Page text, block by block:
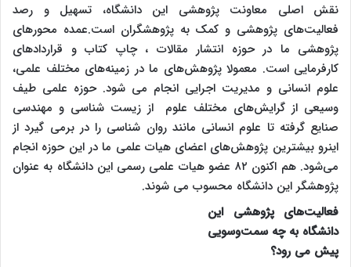
نقش اصلی معاونت پژوهشی این دانشگاه، تسهیل و رصد
فعالیت‌های پژوهشی و کمک به پژوهشگران است.عمده محورهای
پژوهشی ما در حوزه انتشار مقالات ، چاپ کتاب و قراردادهای
کارفرمایی است. معمولا پژوهش‌های ما در زمینه‌های مختلف علمی،
علوم انسانی و مدیریت اجرایی انجام می شود. حوزه علمی طیف
وسیعی از گرایش‌های مختلف علوم از زیست شناسی و مهندسی
صنایع گرفته تا علوم انسانی مانند روان شناسی را در بر‌می گیرد از
اینرو بیشترین پژوهش‌های اعضای هیات علمی ما در این حوزه انجام
می‌شود. هم اکنون ۸۲ عضو هیات علمی رسمی این دانشگاه به عنوان
پژوهشگر این دانشگاه محسوب می شوند.
فعالیت‌های پژوهشی این
دانشگاه به چه سمت‌و‌سویی
پیش می رود؟